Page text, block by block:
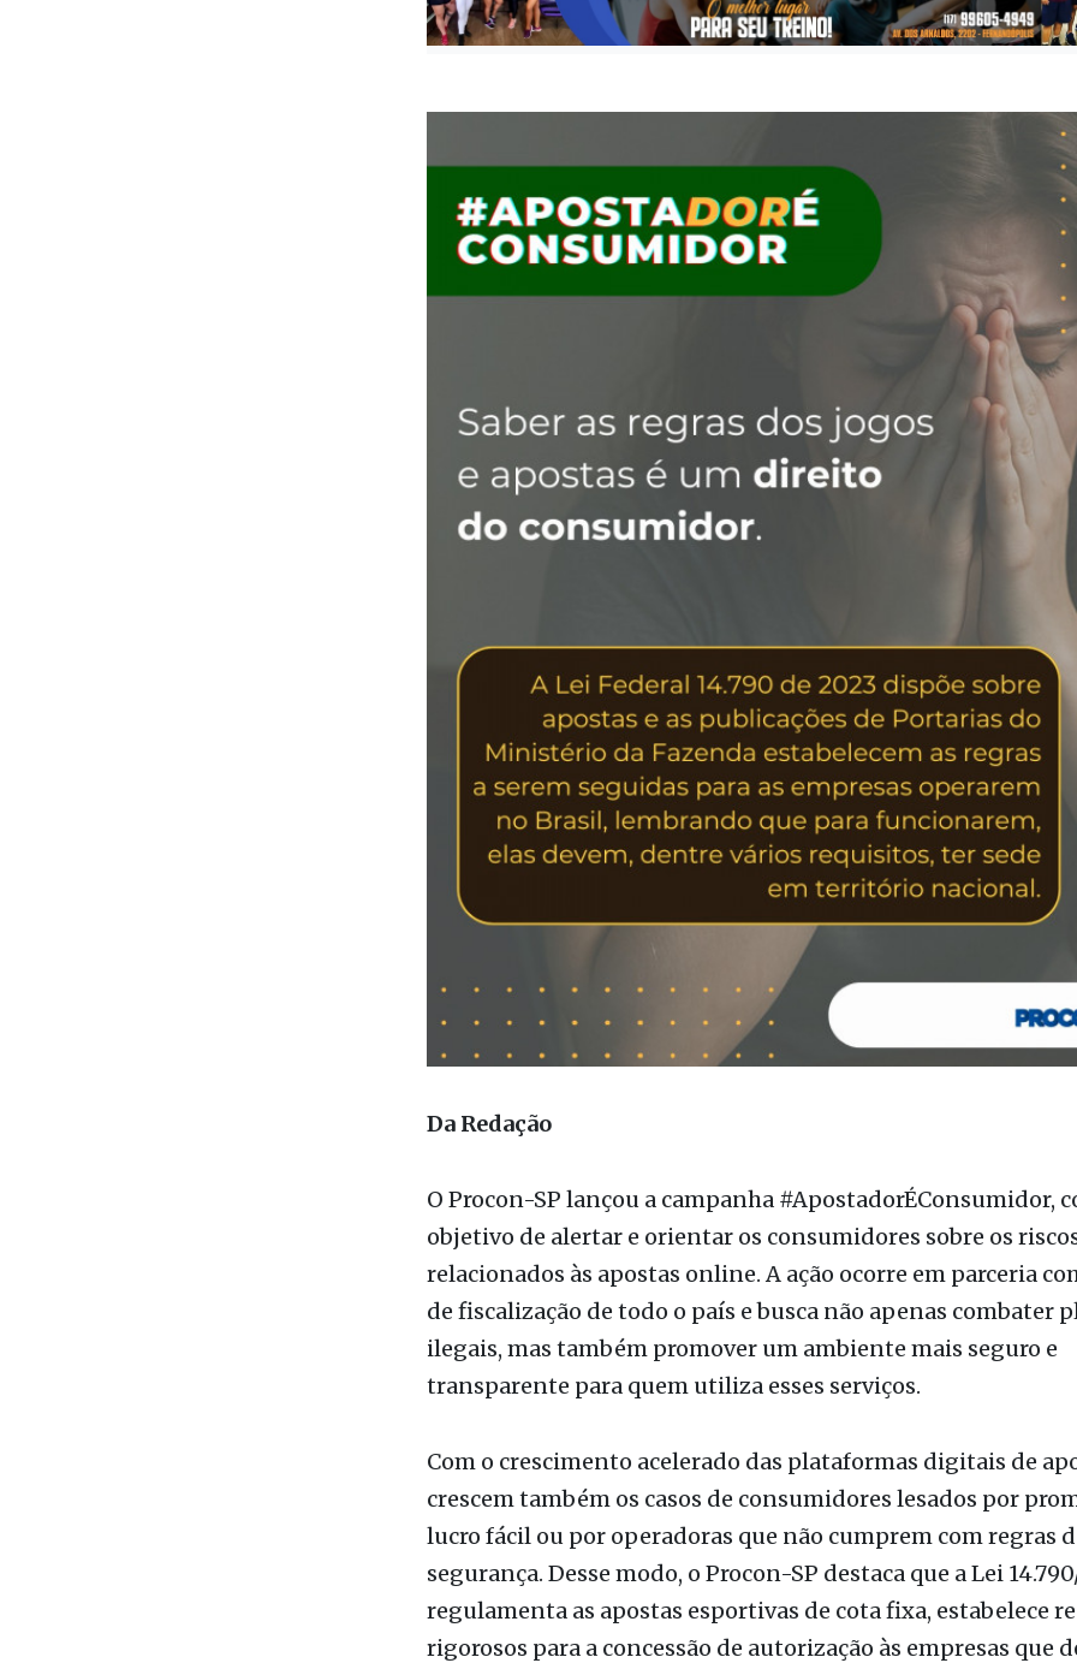
Da Redação
O Procon-SP lançou a campanha #ApostadorÉConsumidor,
objetivo de alertar e orientar os consumidores sobre os
relacionados às apostas online. A ação ocorre em parceria
de fiscalização de todo o país e busca não apenas combater
transparente para quem utiliza esses serviços.
Com o crescimento acelerado das plataformas digitais de
crescem também os casos de consumidores lesados por
lucro fácil ou por operadoras que não cumprem com regras
segurança. Desse modo, o Procon-SP destaca que a Lei